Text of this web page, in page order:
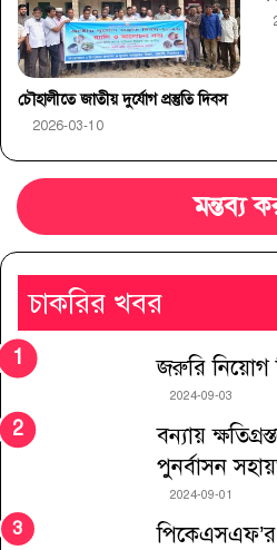
চৌহালীতে জাতীয় দুর্যোগ প্রস্তুতি দিবস
2026-03-10
মন্তব্য
চাকরির খবর
জরুরি নিয়োগ
2024-09-03
বন্যায়
পুনর্বাসন
2024-09-01